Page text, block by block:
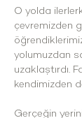
O yolda
çevremizden
yolumuzdan
uzaklaştırdı.
kendimizden
Gerçeğin